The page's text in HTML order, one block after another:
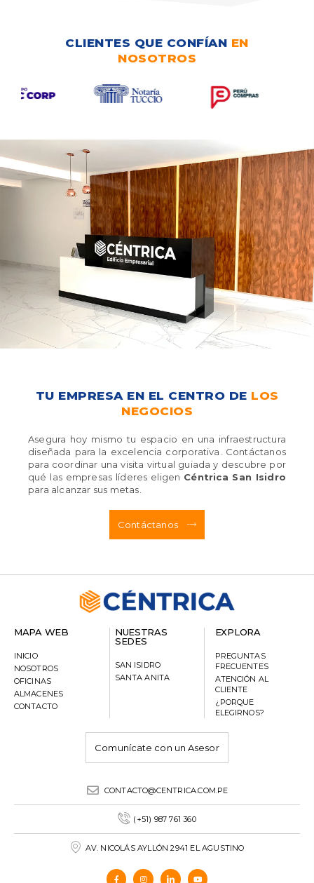
CLIENTES QUE CONFÍAN EN
NOSOTROS
TU EMPRESA EN EL CENTRO DE LOS
NEGOCIOS
Asegura hoy mismo tu espacio en una infraestructura
diseñada para la excelencia corporativa. Contáctanos
para coordinar una visita virtual guiada y descubre por
qué las empresas líderes eligen Céntrica San Isidro
para alcanzar sus metas.
Contáctanos
MAPA WEB
INICIO
NOSOTROS
OFICINAS
ALMACENES
CONTACTO
NUESTRAS
SEDES
SAN ISIDRO
SANTA ANITA
EXPLORA
PREGUNTAS
FRECUENTES
ATENCIÓN AL
CLIENTE
¿PORQUE
ELEGIRNOS?
Comunícate con un Asesor
CONTACTO@CENTRICA.COM.PE
(+51) 987 761 360
AV. NICOLÁS AYLLÓN 2941 EL AGUSTINO